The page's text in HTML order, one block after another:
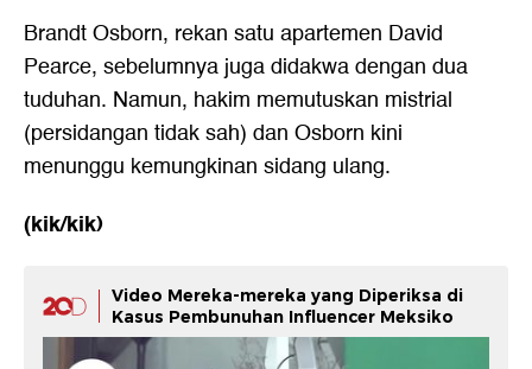
Brandt Osborn, rekan satu apartemen David
Pearce, sebelumnya juga didakwa dengan dua
tuduhan. Namun, hakim memutuskan mistrial
(persidangan tidak sah) dan Osborn kini
menunggu kemungkinan sidang ulang.
(kik/kik)
Video Mereka-mereka yang Diperiksa di
Kasus Pembunuhan Influencer Meksiko